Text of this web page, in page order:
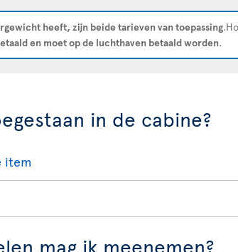
heeft, zijn beide tarieven van toepassing
en moet op de luchthaven betaald worden.
in de cabine?
item
mag ik meenemen?